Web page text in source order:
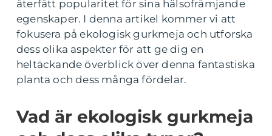
återfått popularitet för sina hälsofrämjande
egenskaper. I denna artikel kommer vi att
fokusera på ekologisk gurkmeja och utforska
dess olika aspekter för att ge dig en
heltäckande överblick över denna fantastiska
planta och dess många fördelar.
Vad är ekologisk gurkmeja